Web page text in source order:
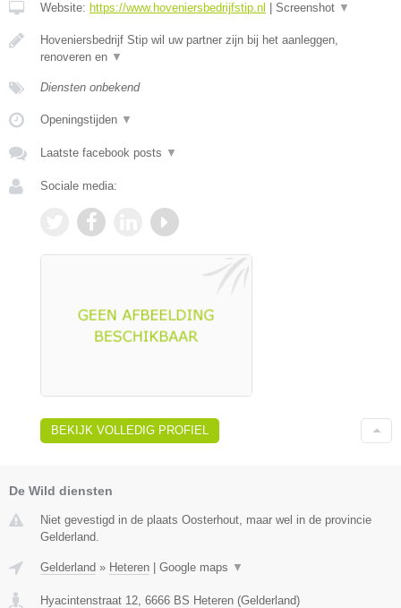
Website: https://www.hoveniersbedrijfstip.nl Screenshot ▼
Hoveniersbedrijf Stip wil uw partner zijn bij het aanleggen,
renoveren en ▼
Diensten onbekend
Openingstijden ▼
Laatste facebook posts ▼
Sociale media:
BEKIJK VOLLEDIG PROFIEL
De Wild diensten
Niet gevestigd in de plaats Oosterhout, maar wel in de provincie
Gelderland.
Gelderland » Heteren Google maps ▼
Hyacintenstraat 12 6666 BS Heteren (Gelderland)